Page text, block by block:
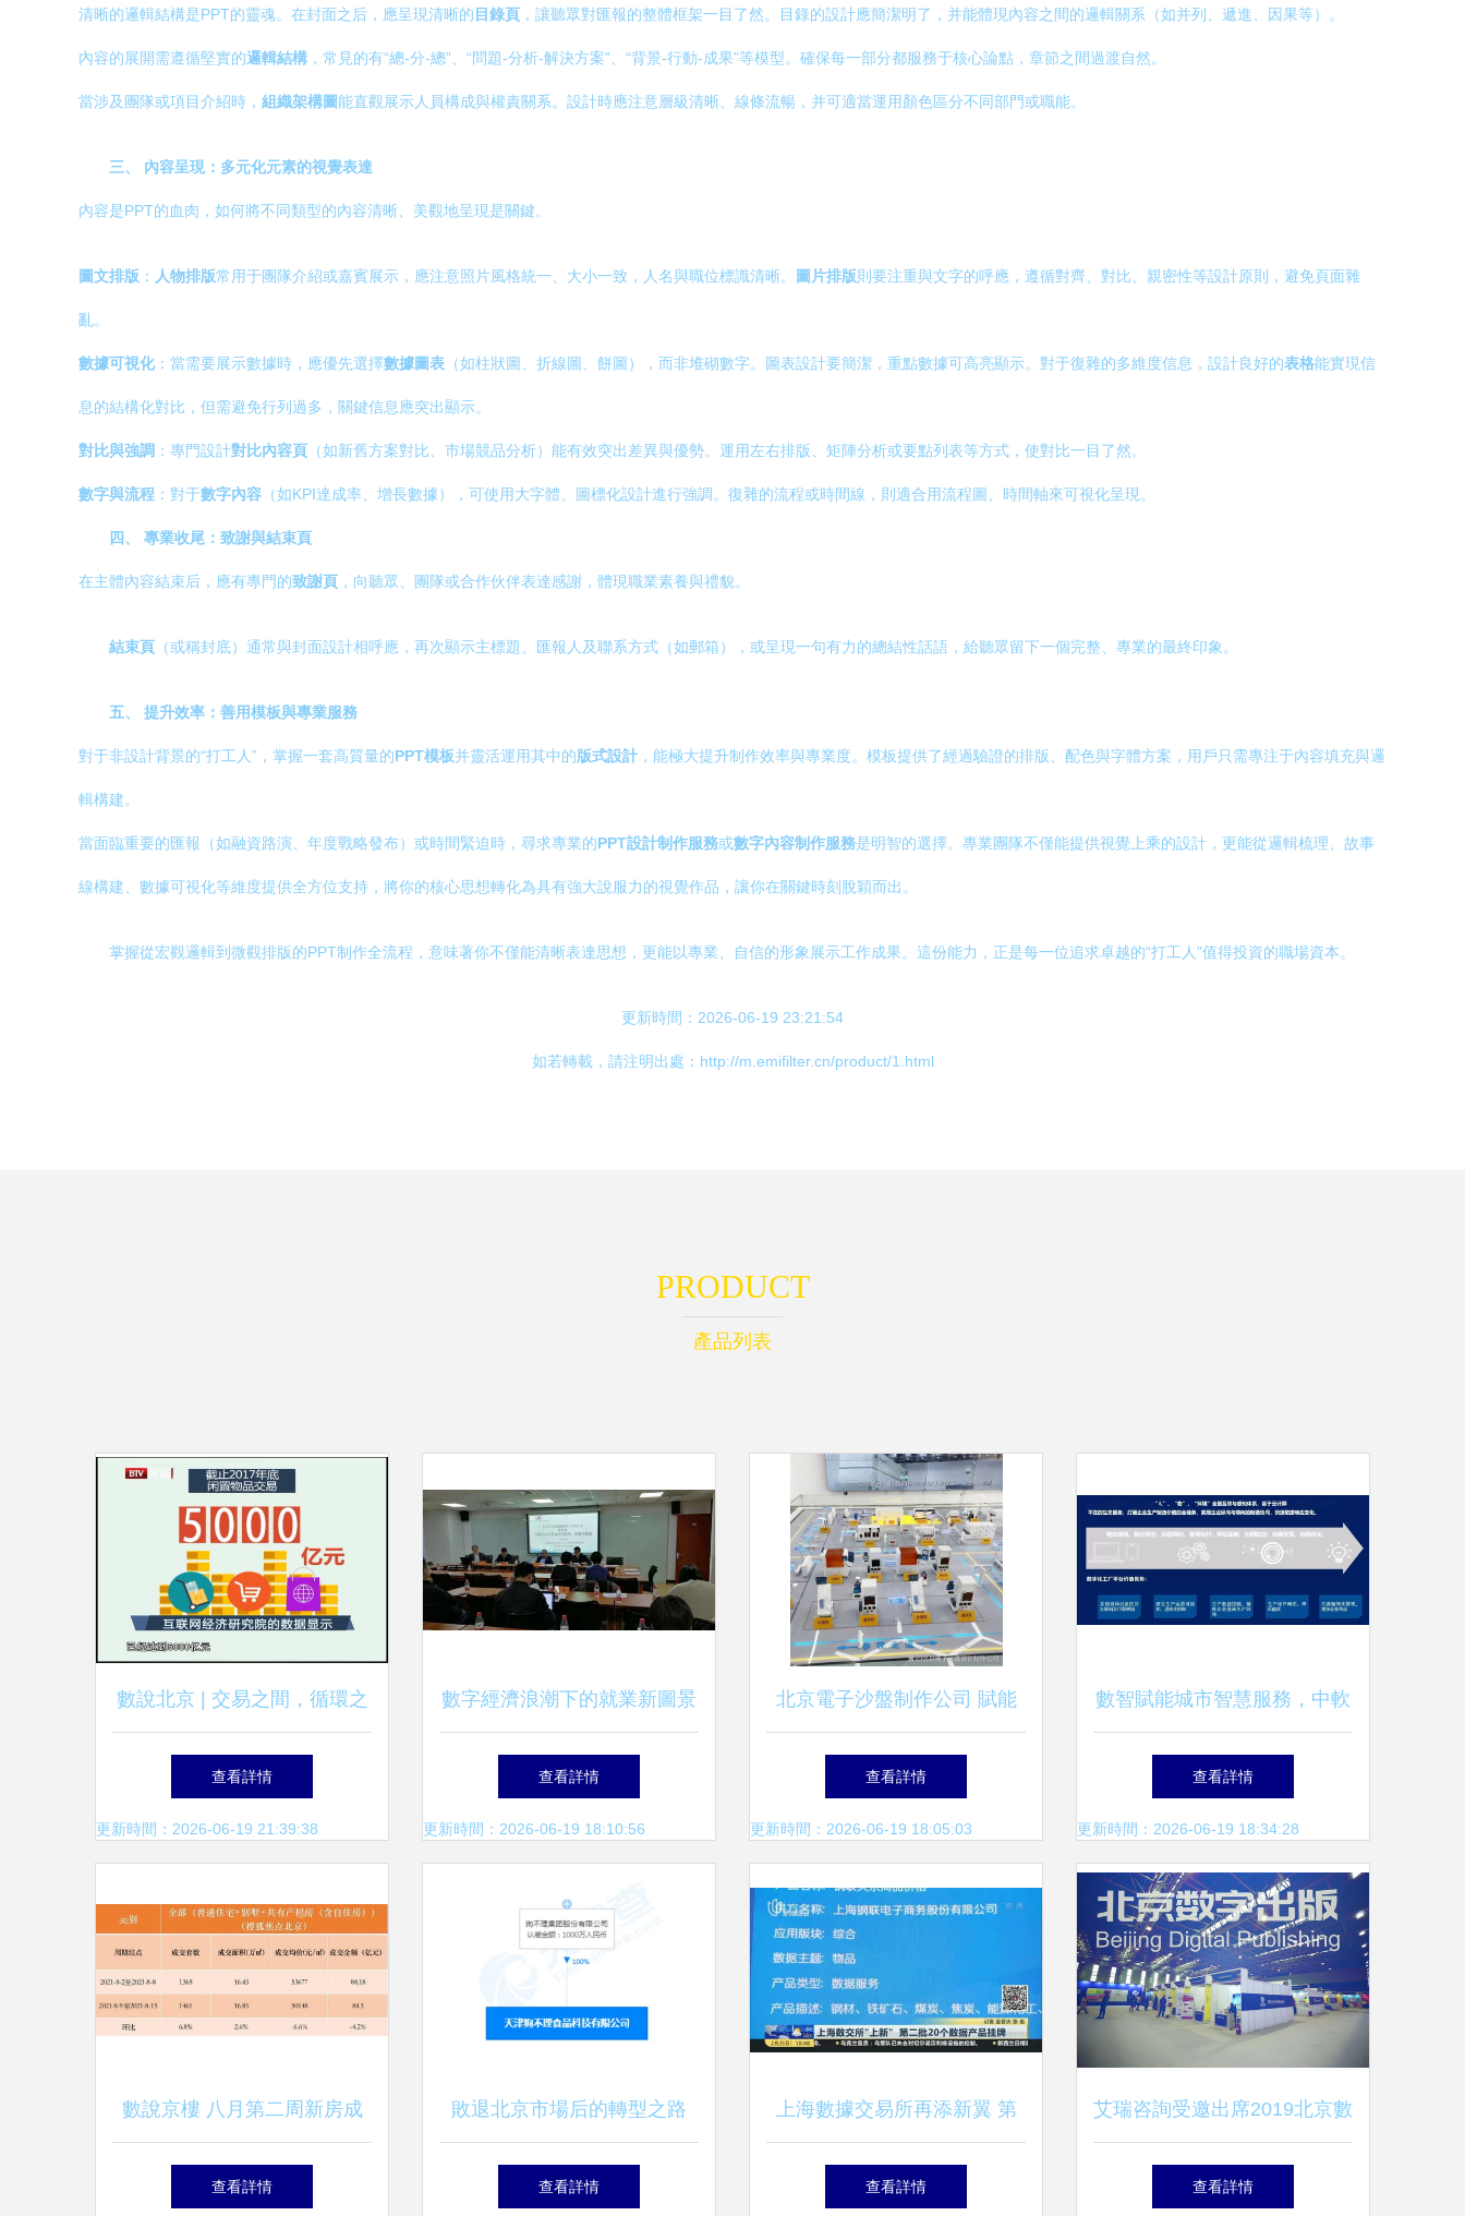
清晰的邏輯結構是PPT的靈魂。在封面之后，應呈現清晰的 目錄頁 ，讓聽眾對匯報的整體框架一目了然。目錄的設計應簡潔明了，并能體現內容之間的邏輯關系（如并列、遞進、因果等）。
內容的展開需遵循堅實的邏輯結構 ，常見的有“總-分-總”、“問題-分析-解決方案”、“背景-行動-成果”等模型。確保每一部分都服務于核心論點，章節之間過渡自然。
當涉及團隊或項目介紹時， 組織架構圖能直觀展示人員構成與權責關系。設計時應注意層級清晰、線條流暢，并可適當運用顏色區分不同部門或職能。
三、 內容呈現：多元化元素的視覺表達
內容是PPT的血肉，如何將不同類型的內容清晰、美觀地呈現是關鍵。
圖文排版 ： 人物排版常用于團隊介紹或嘉賓展示，應注意照片風格統一、大小一致，人名與職位標識清晰。 圖片排版則要注重與文字的呼應，遵循對齊、對比、親密性等設計原則，避免頁面雜
亂。
數據可視化：當需要展示數據時，應優先選擇數據圖表 （如柱狀圖、折線圖、餅圖），而非堆砌數字。圖表設計要簡潔，重點數據可高亮顯示。對于復雜的多維度信息，設計良好的表格能實現信
息的結構化對比，但需避免行列過多，關鍵信息應突出顯示。
對比與強調 ：專門設計對比內容頁 （如新舊方案對比、市場競品分析）能有效突出差異與優勢。運用左右排版、矩陣分析或要點列表等方式，使對比一目了然。
數字與流程 ：對于數字內容 （如KPI達成率、增長數據），可使用大字體、圖標化設計進行強調。復雜的流程或時間線，則適合用流程圖、時間軸來可視化呈現。
四、 專業收尾：致謝與結束頁
在主體內容結束后，應有專門的致謝頁 ，向聽眾、團隊或合作伙伴表達感謝，體現職業素養與禮貌。
結束頁 （或稱封底）通常與封面設計相呼應，再次顯示主標題、匯報人及聯系方式（如郵箱），或呈現一句有力的總結性話語，給聽眾留下一個完整、專業的最終印象。
五、 提升效率：善用模板與專業服務
對于非設計背景的“打工人”，掌握一套高質量的PPT模板并靈活運用其中的版式設計 ，能極大提升制作效率與專業度。模板提供了經過驗證的排版、配色與字體方案，用戶只需專注于內容填充與邏
輯構建。
當面臨重要的匯報（如融資路演、年度戰略發布）或時間緊迫時，尋求專業的PPT設計制作服務或數字內容制作服務是明智的選擇。專業團隊不僅能提供視覺上乘的設計，更能從邏輯梳理、故事
線構建、數據可視化等維度提供全方位支持，將你的核心思想轉化為具有強大說服力的視覺作品，讓你在關鍵時刻脫穎而出。
掌握從宏觀邏輯到微觀排版的PPT制作全流程，意味著你不僅能清晰表達思想，更能以專業、自信的形象展示工作成果。這份能力，正是每一位追求卓越的“打工人”值得投資的職場資本。
更新時間：2026-06-19 23:21:54
如若轉載，請注明出處：http://m.emifilter.cn/product/1.html
PRODUCT
產品列表
數說北京 | 交易之間，循環之
上 買二手物品的人，到底在
想什么？
查看詳情
更新時間：2026-06-19 21:39:38
數字經濟浪潮下的就業新圖景
——《人口與勞動綠皮書》解
讀
查看詳情
更新時間：2026-06-19 18:10:56
北京電子沙盤制作公司 賦能
生產線、智慧工廠與數字內容
制作的新引擎
查看詳情
更新時間：2026-06-19 18:05:03
數智賦能城市智慧服務，中軟
國際重裝亮相上海城博會
查看詳情
更新時間：2026-06-19 18:34:28
數說京樓 八月第二周新房成
交套數環比上升6.8%，數字
查看詳情
敗退北京市場后的轉型之路
狗不理成立食品科技公司，布
查看詳情
上海數據交易所再添新翼 第
二批20個數據產品掛牌，賦能
查看詳情
艾瑞咨詢受邀出席2019北京數
字出版精品內容推介會，深度
查看詳情